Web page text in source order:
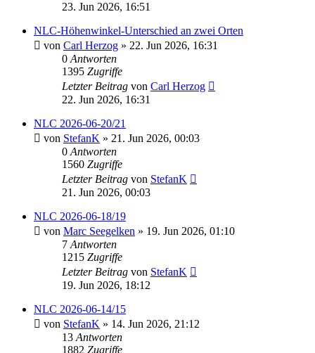
23. Jun 2026, 16:51
NLC-Höhenwinkel-Unterschied an zwei Orten
von Carl Herzog » 22. Jun 2026, 16:31
0 Antworten
1395 Zugriffe
Letzter Beitrag von Carl Herzog
22. Jun 2026, 16:31
NLC 2026-06-20/21
von StefanK » 21. Jun 2026, 00:03
0 Antworten
1560 Zugriffe
Letzter Beitrag von StefanK
21. Jun 2026, 00:03
NLC 2026-06-18/19
von Marc Seegelken » 19. Jun 2026, 01:10
7 Antworten
1215 Zugriffe
Letzter Beitrag von StefanK
19. Jun 2026, 18:12
NLC 2026-06-14/15
von StefanK » 14. Jun 2026, 21:12
13 Antworten
1882 Zugriffe